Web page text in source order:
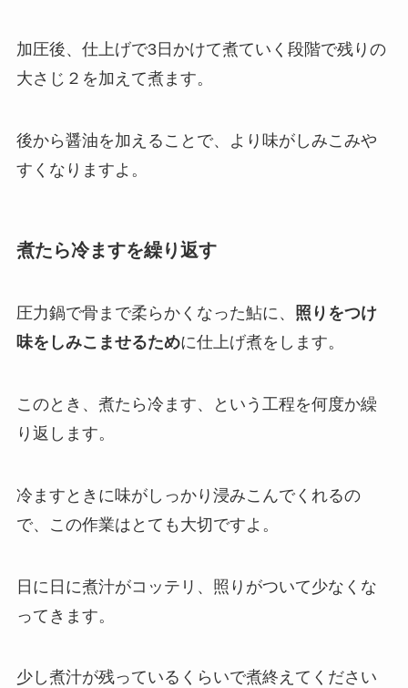
加圧後、仕上げで3日かけて煮ていく段階で残りの
大さじ２を加えて煮ます。
後から醤油を加えることで、より味がしみこみや
すくなりますよ。
煮たら冷ますを繰り返す
圧力鍋で骨まで柔らかくなった鮎に、 照りをつけ
味をしみこませるために仕上げ煮をします。
このとき、 煮たら冷ます、という工程を何度か繰
り返します。
冷ますときに味がしっかり浸みこんでくれるの
で、この作業はとても大切ですよ。
日に日に煮汁がコッテリ、照りがついて少なくな
ってきます。
少し煮汁が残っているくらいで煮終えてください